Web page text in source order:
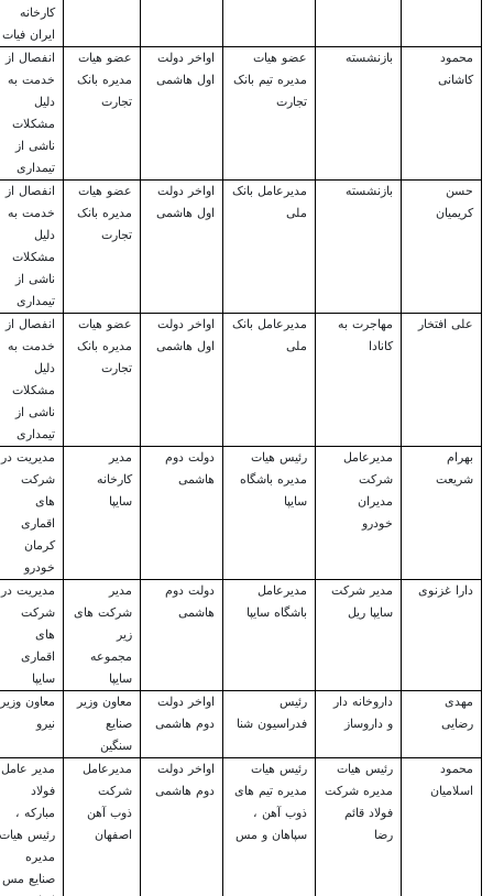
کارخانه
ایران فیات
محمود
کاشانی
بازنشسته
عضو هیات
مدیره تیم بانک
تجارت
اواخر دولت
اول هاشمی
عضو هیات
مدیره بانک
تجارت
انفصال از
خدمت به
دلیل
مشکلات
ناشی از
تیمداری
حسن
کریمیان
بازنشسته
مدیرعامل بانک
ملی
اواخر دولت
اول هاشمی
عضو هیات
مدیره بانک
تجارت
انفصال از
خدمت به
دلیل
مشکلات
ناشی از
تیمداری
علی افتخار
مهاجرت به
کانادا
مدیرعامل بانک
ملی
اواخر دولت
اول هاشمی
عضو هیات
مدیره بانک
تجارت
انفصال از
خدمت به
دلیل
مشکلات
ناشی از
تیمداری
بهرام
شریعت
مدیرعامل
شرکت
مدیران
خودرو
رئیس هیات
مدیره باشگاه
سایپا
دولت دوم
هاشمی
مدیر
کارخانه
سایپا
مدیریت در
شرکت
های
اقماری
کرمان
خودرو
دارا غزنوی
مدیر شرکت
سایپا ریل
مدیرعامل
باشگاه سایپا
دولت دوم
هاشمی
مدیر
شرکت های
زیر
مجموعه
سایپا
مدیریت در
شرکت
های
اقماری
سایپا
مهدی
رضایی
داروخانه دار
و داروساز
رئیس
فدراسیون شنا
اواخر دولت
دوم هاشمی
معاون وزیر
صنایع
سنگین
معاون وزیر
نیرو
محمود
اسلامیان
رئیس هیات
مدیره شرکت
فولاد قائم
رضا
رئیس هیات
مدیره تیم های
ذوب آهن ،
سپاهان و مس
اواخر دولت
دوم هاشمی
مدیرعامل
شرکت
ذوب آهن
اصفهان
مدیر عامل
فولاد
مبارکه ،
رئیس
مدیره
صنایع مس